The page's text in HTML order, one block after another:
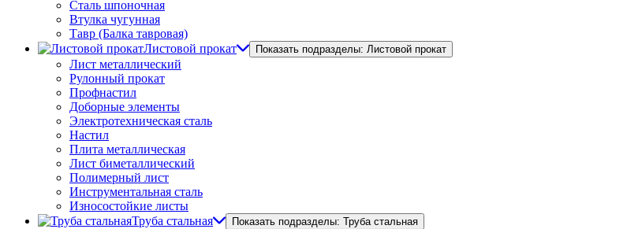
Сталь шпоночная
Втулка чугунная
Тавр (Балка тавровая)
Листовой прокат
Показать подразделы: Листовой прокат
Лист металлический
Рулонный прокат
Профнастил
Доборные элементы
Электротехническая сталь
Настил
Плита металлическая
Лист биметаллический
Полимерный лист
Инструментальная сталь
Износостойкие листы
Труба стальная
Показать подразделы: Труба стальная